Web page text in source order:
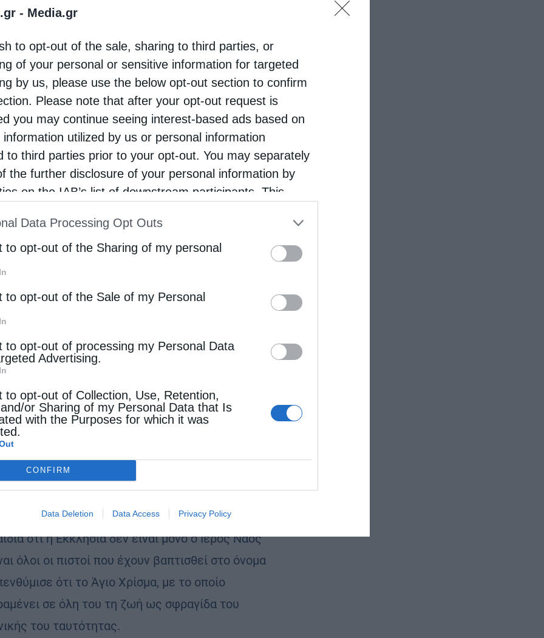
- Media.gr
to opt-out of the sale, sharing to third parties, or
of your personal or sensitive information for targeted
by us, please use the below opt-out section to confirm
Please note that after your opt-out request is
you may continue seeing interest-based ads based on
information utilized by us or personal information
to third parties prior to your opt-out. You may separately
the further disclosure of your personal information by
on the IAB’s list of downstream participants. This
of Downstream Participantsthat may further disclose it to
parties.
Data Processing Opt Outs
to opt-out of the Sharing of my personal
to opt-out of the Sale of my Personal
to opt-out of processing my Personal Data
Advertising.
to opt-out of Collection, Use, Retention,
or Sharing of my Personal Data that Is
with the Purposes for which it was
CONFIRM
Data Deletion Data Access Privacy Policy
της Γοργοϋπηκόου η οποία αποτελεί
όλων των παιδιών, των στελεχών και των
ο Σεβασμιώτατος απηύθυνε πατρικές
την Υπεραγία Θεοτόκο, να την
να την έχουν πάντοτε οδηγό και προστάτιδα
αξία της κοινής ζωής μέσα στην
την αλληλεγγύη και τον
σε ολόκληρη τη ζωή του. Ακολούθως, ο
πατρικά μαζί τους και συμμετείχε στη
οικογενειακής ζεστασιάς.
ο Σεβασμιώτατος λειτούργησε και ομίλησε
από τον Αρχηγό της περιόδου,
από το Διάκονό του, π. Ευσέβιο Πανδή.
με απλότητα, παραστατικότητα και πατρική
γεγονός της Αναστάσεως του Κυρίου, το
Τόνισε ότι ο Κύριος Ιησούς Χριστός,
πνευματικό, το οποίο δεν ταυτίζεται με το
το φως της παρουσίας του Θεού που
του ανθρώπου, φωτίζει τη ζωή του, τα έργα
τον άνθρωπο να αγαπά τον συνάνθρωπό του,
τη ζωή με αισιοδοξία. Παράλληλα,
κόσμο τη χαρά, την ελπίδα και την
κάθε Κυριακή.
ότι η Εκκλησία δεν είναι μόνο ο Ιερός Ναός
όλοι οι πιστοί που έχουν βαπτισθεί στο όνομα
ότι το Άγιο Χρίσμα, με το οποίο
σε όλη του τη ζωή ως σφραγίδα του
του ταυτότητας.